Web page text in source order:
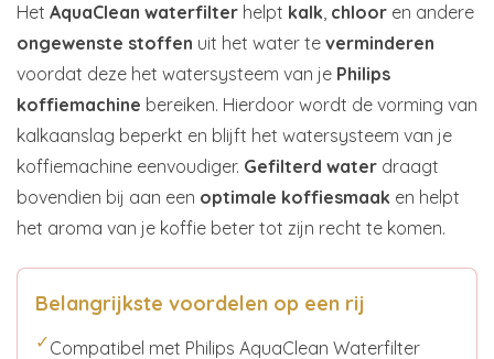
Het AquaClean waterfilter helpt kalk, chloor en andere
ongewenste stoffen uit het water te verminderen
voordat deze het watersysteem van je Philips
koffiemachine bereiken. Hierdoor wordt de vorming van
kalkaanslag beperkt en blijft het watersysteem van je
koffiemachine eenvoudiger. Gefilterd water draagt
bovendien bij aan een optimale koffiesmaak en helpt
het aroma van je koffie beter tot zijn recht te komen.
Belangrijkste voordelen op een rij
✓Compatibel met Philips AquaClean Waterfilter